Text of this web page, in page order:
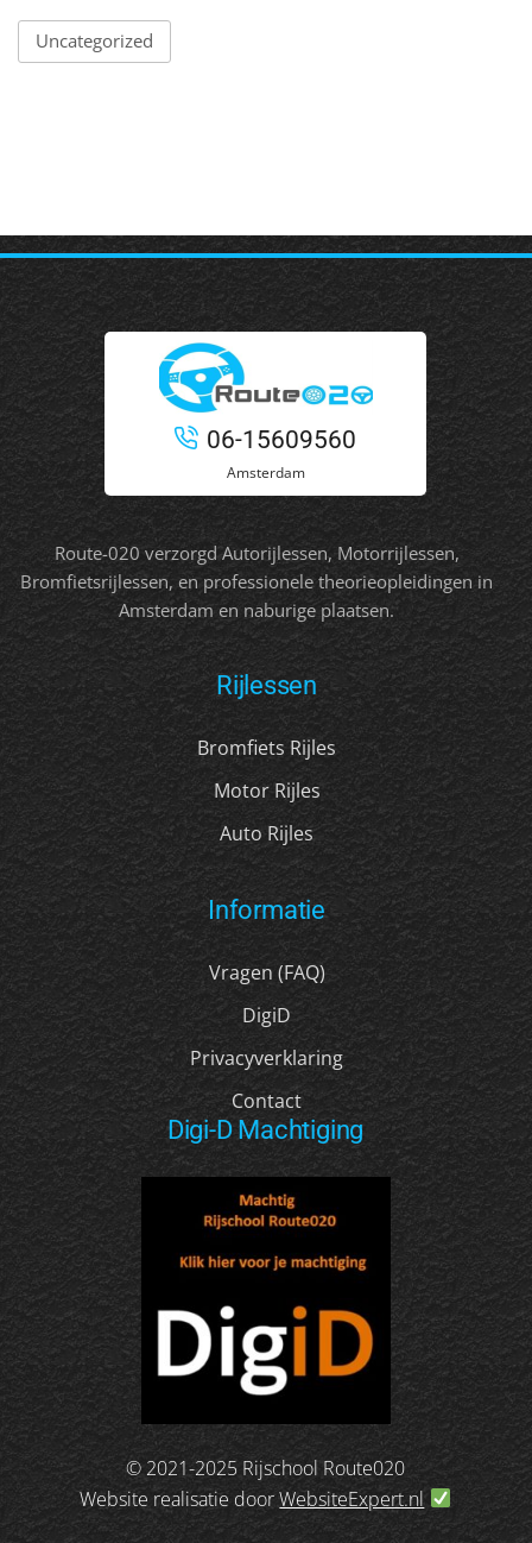
Uncategorized
06-15609560
Amsterdam
Route-020 verzorgd Autorijlessen, Motorrijlessen,
Bromfietsrijlessen, en professionele theorieopleidingen in
Amsterdam en naburige plaatsen.
Rijlessen
Bromfiets Rijles
Motor Rijles
Auto Rijles
Informatie
Vragen (FAQ)
DigiD
Privacyverklaring
Contact
Digi-D Machtiging
© 2021-2025 Rijschool Route020
Website realisatie doorWebsiteExpert.nl